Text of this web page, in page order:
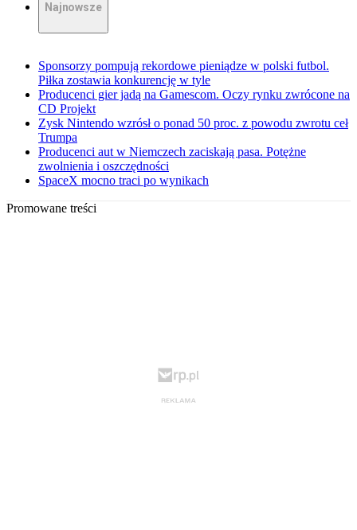
Najnowsze
Sponsorzy pompują rekordowe pieniądze w polski futbol.
Piłka zostawia konkurencję w tyle
Producenci gier jadą na Gamescom. Oczy rynku zwrócone na
CD Projekt
Zysk Nintendo wzrósł o ponad 50 proc. z powodu zwrotu ceł
Trumpa
Producenci aut w Niemczech zaciskają pasa. Potężne
zwolnienia i oszczędności
SpaceX mocno traci po wynikach
Promowane treści